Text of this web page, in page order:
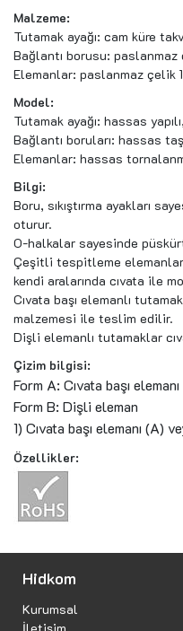
Malzeme:
Tutamak ayağı: cam küre
Bağlantı borusu: paslanmaz
Elemanlar: paslanmaz çelik
Model:
Tutamak ayağı: hassas
Bağlantı boruları: hassas
Elemanlar: hassas
Bilgi:
Boru, sıkıştırma ayakları
oturur.
O-halkalar sayesinde
Çeşitli tespitleme
kendi aralarında cıvata ile
Cıvata başı elemanlı
malzemesi ile teslim edilir.
Dişli elemanlı tutamaklar
Çizim bilgisi:
Form A: Cıvata başı elemanı
Form B: Dişli eleman
1) Cıvata başı elemanı (A)
Özellikler:
Hidkom
Kurumsal